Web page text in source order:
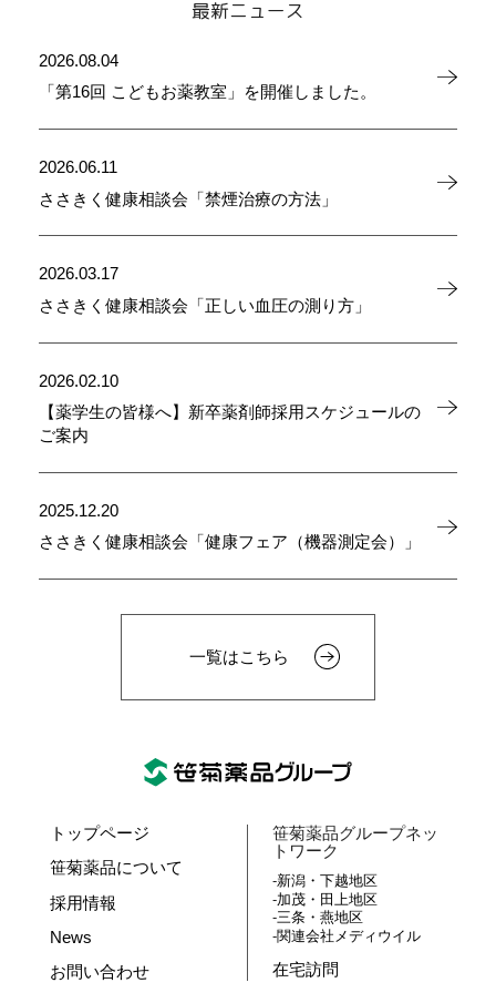
最新ニュース
2026.08.04
「第16回 こどもお薬教室」を開催しました。
2026.06.11
ささきく健康相談会「禁煙治療の方法」
2026.03.17
ささきく健康相談会「正しい血圧の測り方」
2026.02.10
【薬学生の皆様へ】新卒薬剤師採用スケジュールの
ご案内
2025.12.20
ささきく健康相談会「健康フェア（機器測定会）」
一覧はこちら
トップページ
笹菊薬品について
採用情報
News
お問い合わせ
笹菊薬品グループネッ
トワーク
新潟・下越地区
加茂・田上地区
三条・燕地区
関連会社メディウイル
在宅訪問